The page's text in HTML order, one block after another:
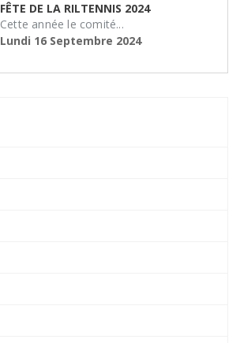
FÊTE DE LA RILTENNIS 2024
Cette année le comité...
Lundi 16 Septembre 2024